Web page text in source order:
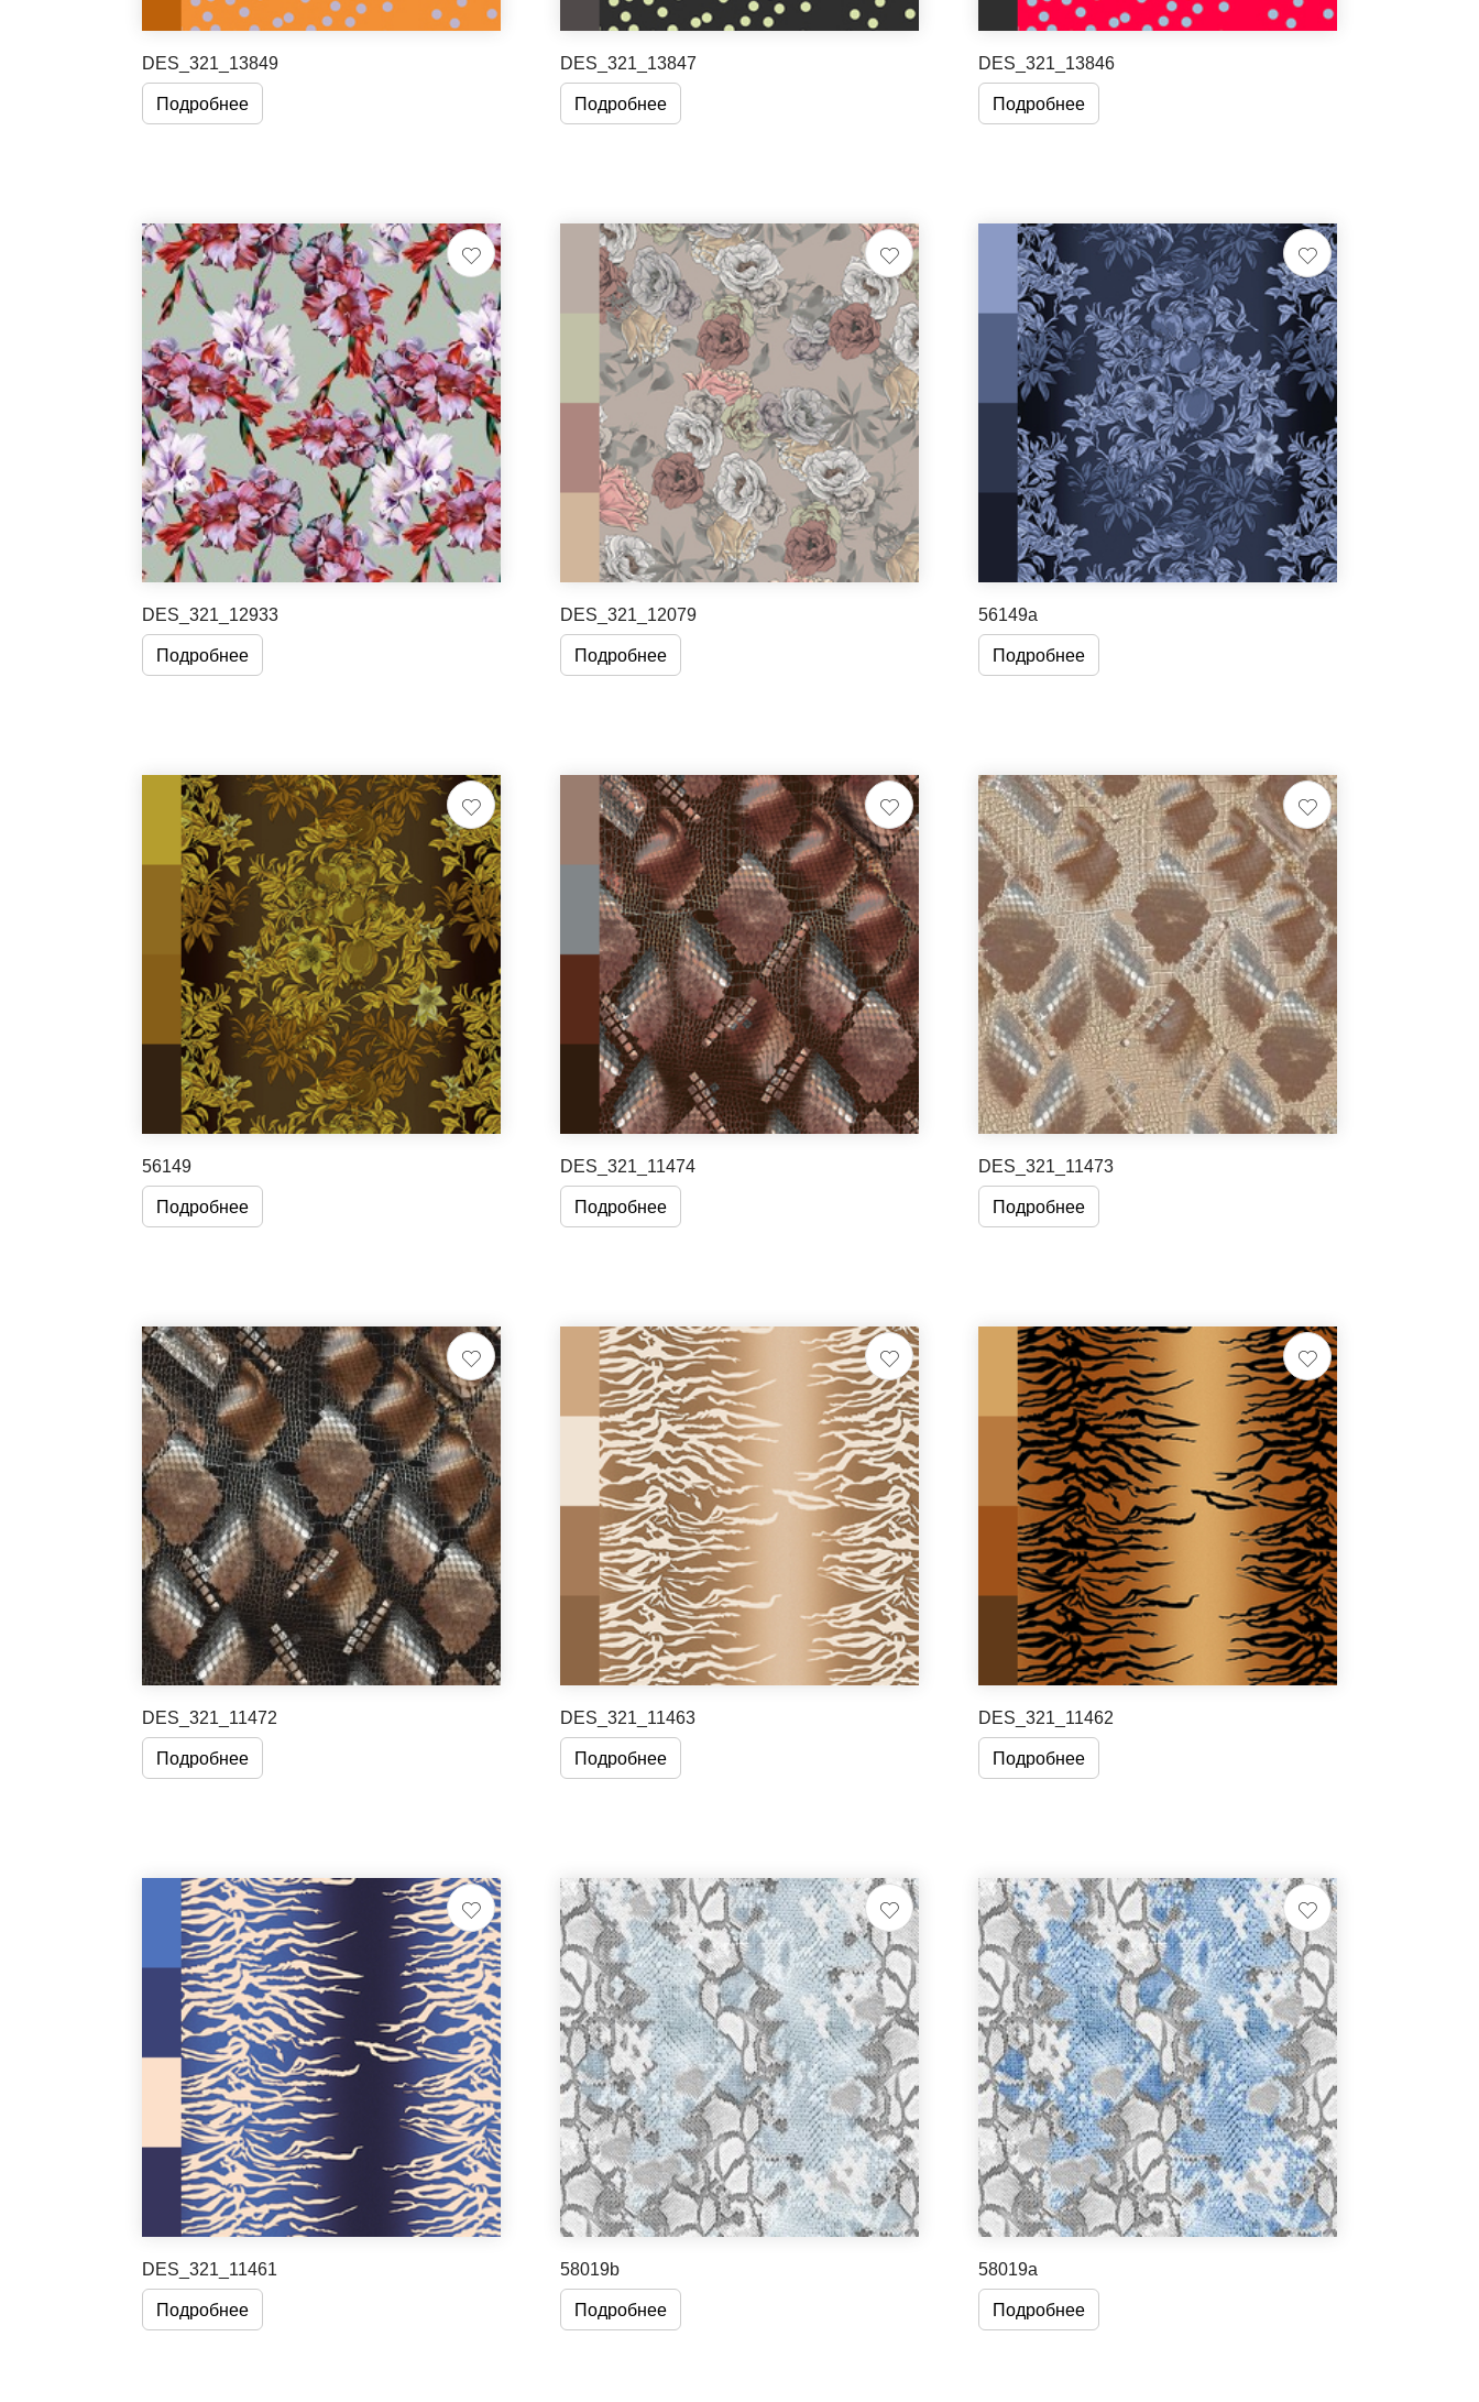
DES_321_13849
Подробнее
DES_321_13847
Подробнее
DES_321_13846
Подробнее
DES_321_12933
Подробнее
DES_321_12079
Подробнее
56149a
Подробнее
56149
Подробнее
DES_321_11474
Подробнее
DES_321_11473
Подробнее
DES_321_11472
Подробнее
DES_321_11463
Подробнее
DES_321_11462
Подробнее
DES_321_11461
Подробнее
58019b
Подробнее
58019a
Подробнее